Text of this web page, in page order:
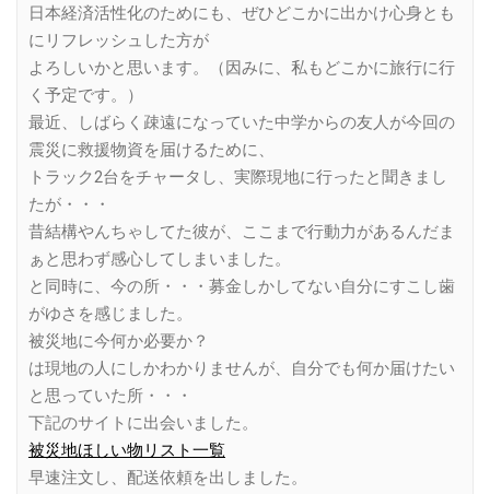
日本経済活性化のためにも、ぜひどこかに出かけ心身とも
にリフレッシュした方が
よろしいかと思います。（因みに、私もどこかに旅行に行
く予定です。）
最近、しばらく疎遠になっていた中学からの友人が今回の
震災に救援物資を届けるために、
トラック2台をチャータし、実際現地に行ったと聞きまし
たが・・・
昔結構やんちゃしてた彼が、ここまで行動力があるんだま
ぁと思わず感心してしまいました。
と同時に、今の所・・・募金しかしてない自分にすこし歯
がゆさを感じました。
被災地に今何か必要か？
は現地の人にしかわかりませんが、自分でも何か届けたい
と思っていた所・・・
下記のサイトに出会いました。
被災地ほしい物リスト一覧
早速注文し、配送依頼を出しました。